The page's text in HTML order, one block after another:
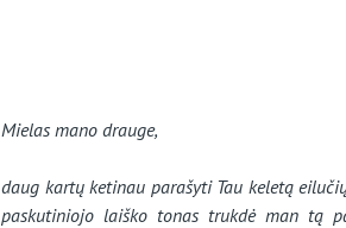
Mielas mano drauge,
daug kartų ketinau parašyti Tau keletą
paskutiniojo laiško tonas trukdė man tą